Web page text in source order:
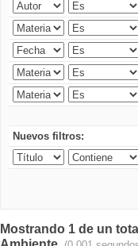
Nuevos filtros:
Mostrando 1 de un